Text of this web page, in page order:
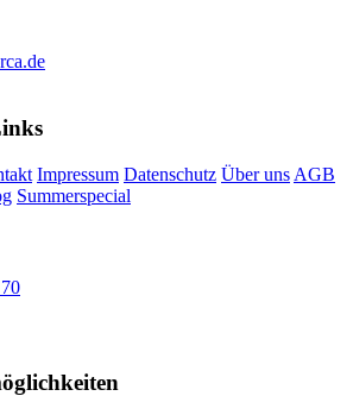
Impressum Datenschutz Über uns AGB
Summerspecial